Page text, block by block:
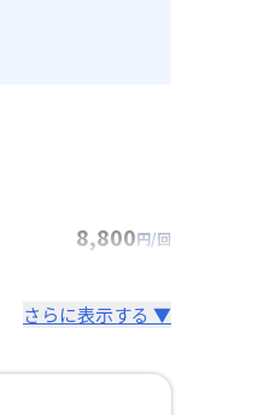
8,800円/回
さらに表示する ▼